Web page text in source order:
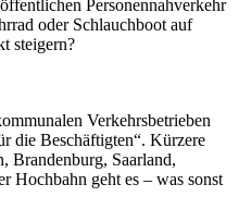
Personennahverkehr
oder Schlauchboot auf
steigern?
Verkehrsbetrieben
die Beschäftigten“. Kürzere
Brandenburg, Saarland,
Hochbahn geht es – was sonst